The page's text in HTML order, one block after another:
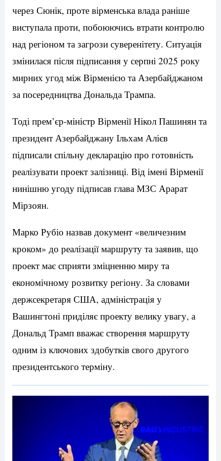
через Сюнік, проте вірменська влада раніше
виступала проти, побоюючись втрати контролю
над регіоном та загрози суверенітету. Ситуація
змінилася після підписання у серпні 2025 року
мирних угод між Вірменією та Азербайджаном
за посередництва Дональда Трампа.
Тоді прем’єр-міністр Вірменії Нікол Пашинян та
президент Азербайджану Ільхам Алієв
підписали спільну декларацію про готовність
реалізувати проект залізниці. Від імені Вірменії
нинішню угоду підписав глава МЗС Арарат
Мірзоян.
Марко Рубіо назвав документ «величезним
кроком» до реалізації маршруту та заявив, що
проект має сприяти зміцненню миру та
економічному розвитку регіону. За словами
держсекретаря США, адміністрація у
Вашингтоні приділяє проекту велику увагу, а
Дональд Трамп вважає створення маршруту
одним із ключових здобутків свого другого
президентського терміну.